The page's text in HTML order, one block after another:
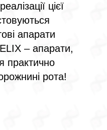
цієї
апарати
– апарати,
практично
рота!